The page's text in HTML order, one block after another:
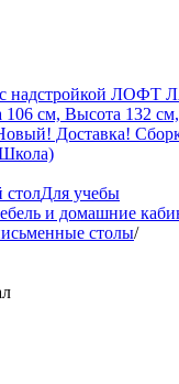
надстройкой ЛОФТ
см, Высота 132
Доставка!
Школа)
Для учебы
и домашние
столы/